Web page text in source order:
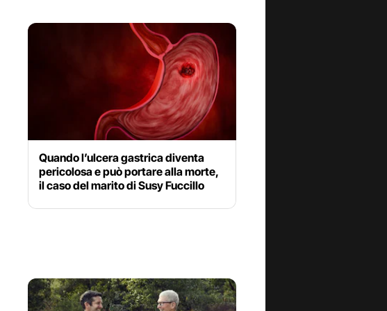
Quando l’ulcera gastrica diventa
pericolosa e può portare alla morte,
il caso del marito di Susy Fuccillo